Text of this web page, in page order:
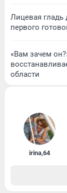
Лицевая гладь
первого
«Вам зачем
области
irina,64